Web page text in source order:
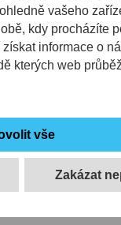
vašeho
kdy procházíte
informace o
kterých web
v jizerskohorském
autem.